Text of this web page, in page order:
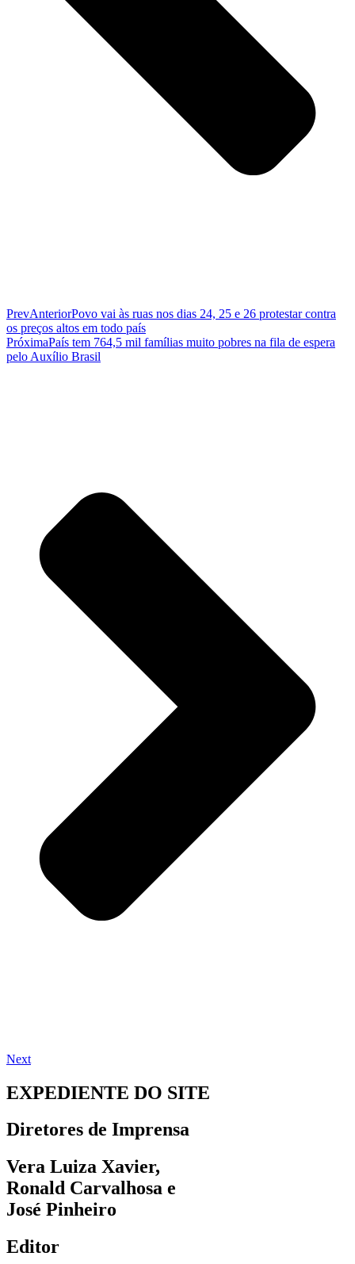
PrevAnteriorPovo vai às ruas nos dias 24, 25 e 26 protestar contra
os preços altos em todo país
PróximaPaís tem 764,5 mil famílias muito pobres na fila de espera
pelo Auxílio Brasil
Next
EXPEDIENTE DO SITE
Diretores de Imprensa
Vera Luiza Xavier,
Ronald Carvalhosa e
José Pinheiro
Editor